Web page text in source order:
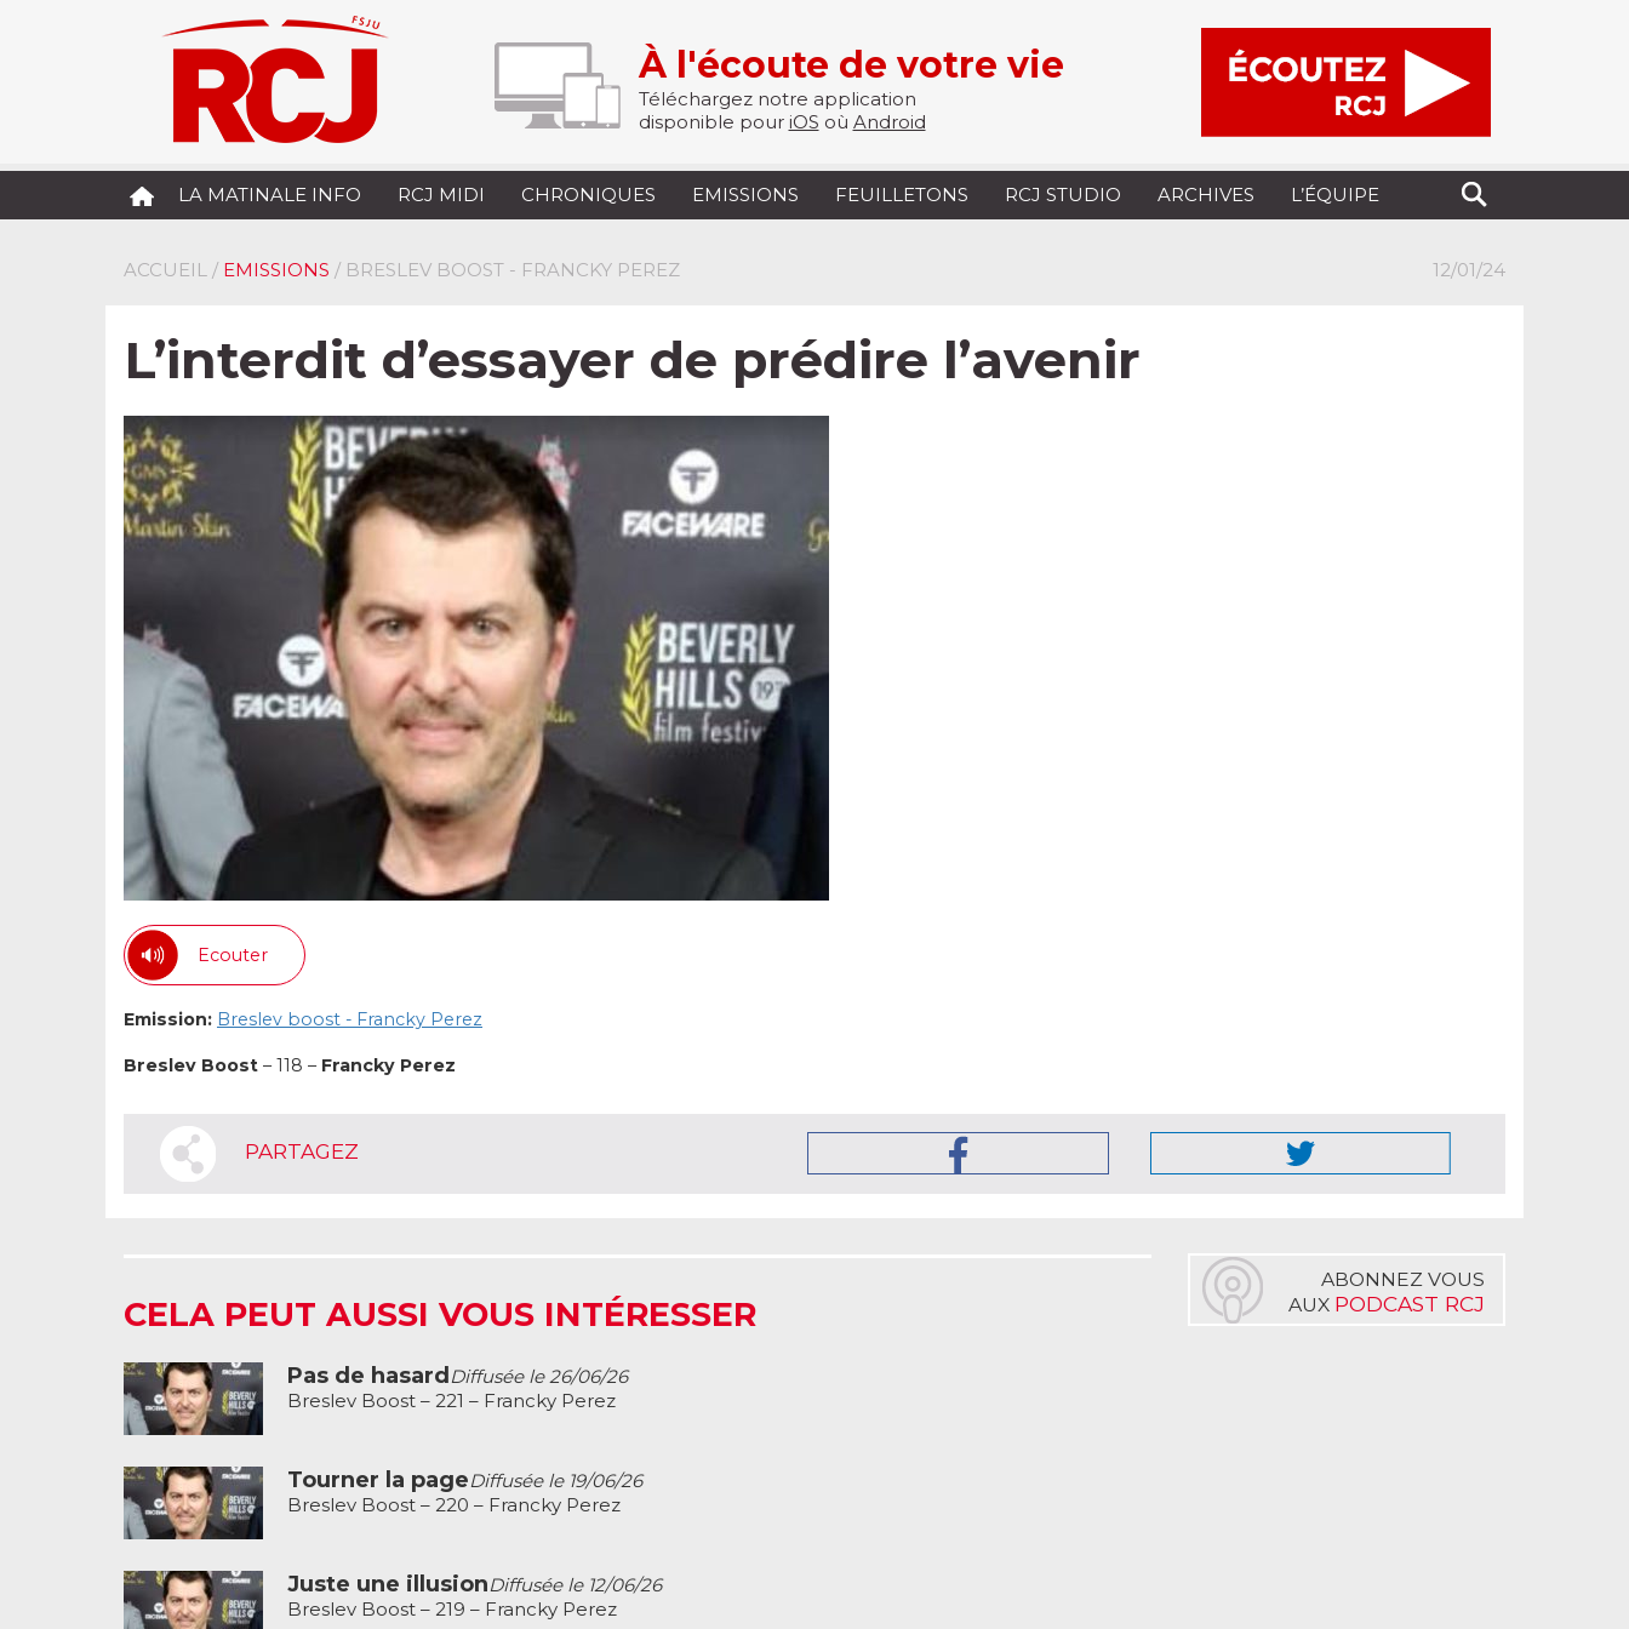
À l'écoute de votre vie
Téléchargez notre application
disponible pour iOS où Android
LA MATINALE INFO RCJ MIDI CHRONIQUES EMISSIONS FEUILLETONS RCJ STUDIO ARCHIVES L’ÉQUIPE
ACCUEIL / EMISSIONS / BRESLEV BOOST - FRANCKY PEREZ 12/01/24
L’interdit d’essayer de prédire l’avenir
Ecouter
Emission: Breslev boost - Francky Perez
Breslev Boost – 118 – Francky Perez
PARTAGEZ
CELA PEUT AUSSI VOUS INTÉRESSER
Pas de hasard Diffusée le 26/06/26
Breslev Boost – 221 – Francky Perez
Tourner la pageDiffusée le 19/06/26
Breslev Boost – 220 – Francky Perez
Juste une illusionDiffusée le 12/06/26
Breslev Boost – 219 – Francky Perez
ABONNEZ VOUS
AUX PODCAST RCJ